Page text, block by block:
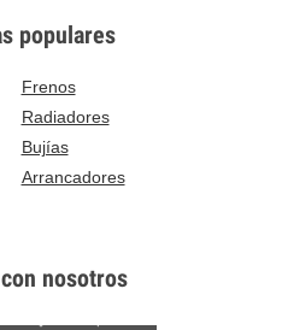
populares
Frenos
Radiadores
Bujías
Arrancadores
nosotros